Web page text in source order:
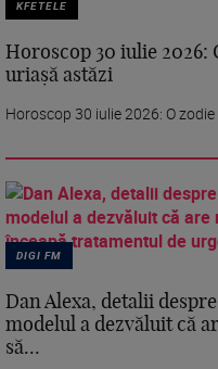
KFETELE
Horoscop 30 iulie 2026:
uriașă astăzi
Horoscop 30 iulie 2026: O
DIGI FM
Dan Alexa, detalii
modelul a dezvăluit că
să...